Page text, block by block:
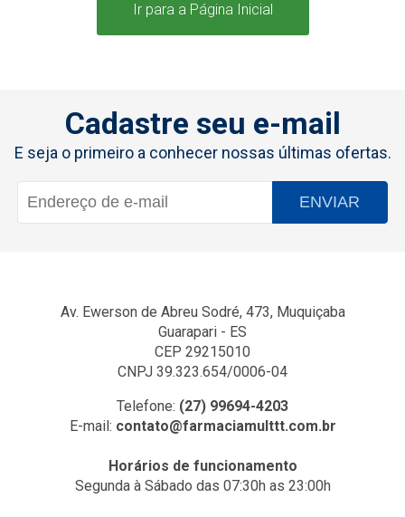
Ir para a Página Inicial
Cadastre seu e-mail
E seja o primeiro a conhecer nossas últimas ofertas.
ENVIAR
Av. Ewerson de Abreu Sodré, 473, Muquiçaba
Guarapari - ES
CEP 29215010
CNPJ 39.323.654/0006-04
Telefone: (27) 99694-4203
E-mail: contato@farmaciamulttt.com.br
Horários de funcionamento
Segunda à Sábado das 07:30h as 23:00h